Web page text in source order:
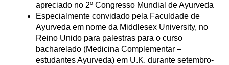
apreciado no 2º Congresso Mundial de Ayurveda
Especialmente convidado pela Faculdade de
Ayurveda em nome da Middlesex University, no
Reino Unido para palestras para o curso
bacharelado (Medicina Complementar –
estudantes Ayurveda) em U.K. durante setembro-